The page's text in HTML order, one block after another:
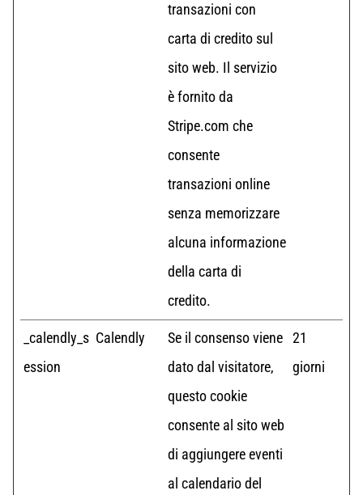
transazioni con
carta di credito sul
sito web. Il servizio
è fornito da
Stripe.com che
consente
transazioni online
senza memorizzare
alcuna informazione
della carta di
credito.
_calendly_s
ession
Calendly
Se il consenso viene
dato dal visitatore,
questo cookie
consente al sito web
di aggiungere eventi
al calendario del
21
giorni